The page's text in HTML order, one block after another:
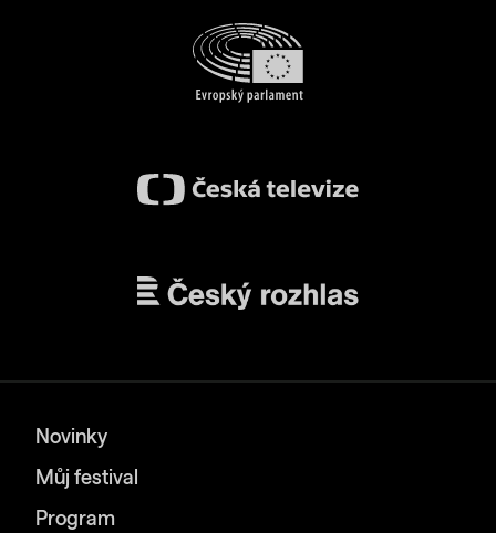
Novinky
Můj festival
Program